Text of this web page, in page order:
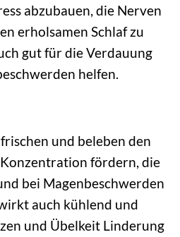
abzubauen, die Nerven
erholsamen Schlaf zu
gut für die Verdauung
helfen.
und beleben den
fördern, die
bei Magenbeschwerden
auch kühlend und
und Übelkeit Linderung